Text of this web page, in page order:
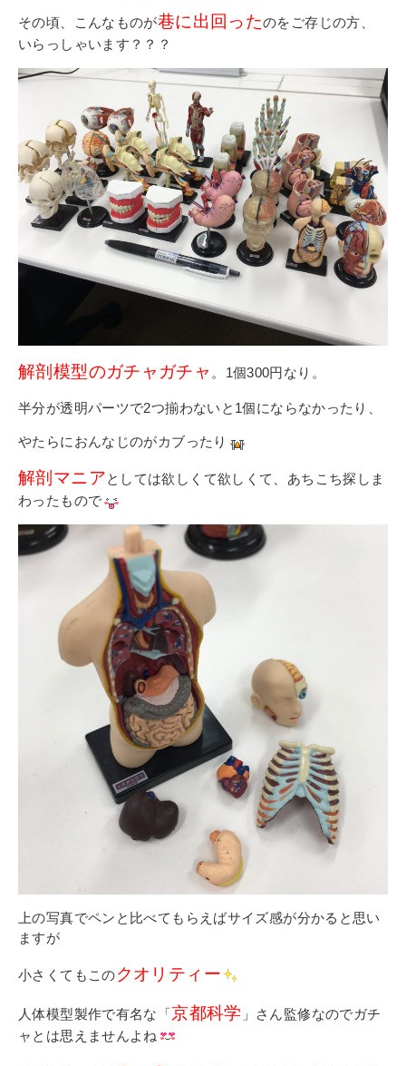
その頃、こんなものが巷に出回ったのをご存じの方、
いらっしゃいます？？？
解剖模型のガチャガチャ 。1個300円なり。
半分が透明パーツで2つ揃わないと1個にならなかったり、
やたらにおんなじのがカブったり
解剖マニアとしては欲しくて欲しくて、あちこち探しま
わったもので
上の写真でペンと比べてもらえばサイズ感が分かると思い
ますが
小さくてもこのクオリティー
人体模型製作で有名な「京都科学 」さん監修なのでガチ
ャとは思えませんよね